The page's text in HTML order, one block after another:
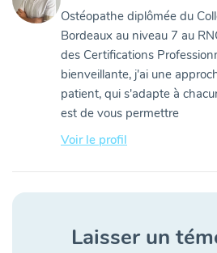
Ostéopathe diplômée du
Bordeaux au niveau 7 au
des Certifications
bienveillante, j'ai une
patient, qui s'adapte à
est de vous permettre
Voir le profil
Laisser un